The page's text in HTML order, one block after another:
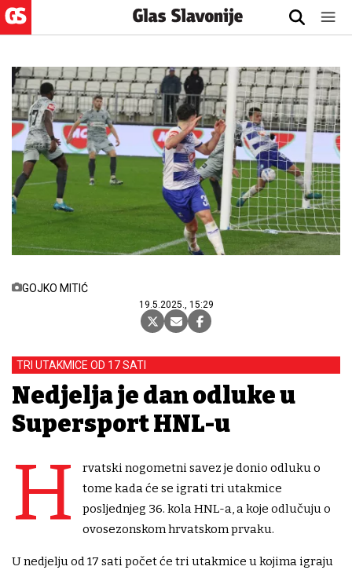
GOJKO MITIĆ
19.5.2025., 15:29
TRI UTAKMICE OD 17 SATI
Nedjelja je dan odluke u
Supersport HNL-u
H
rvatski nogometni savez je donio odluku o
tome kada će se igrati tri utakmice
posljednjeg 36. kola HNL-a, a koje odlučuju o
ovosezonskom hrvatskom prvaku.
U nedjelju od 17 sati počet će tri utakmice u kojima igraju